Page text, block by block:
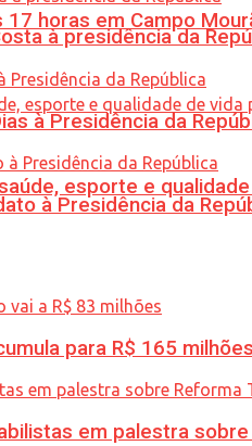
horas em Campo
esporte e
à presidência da
à Presidência da
à Presidência da
para R$ 165 milhões
em palestra